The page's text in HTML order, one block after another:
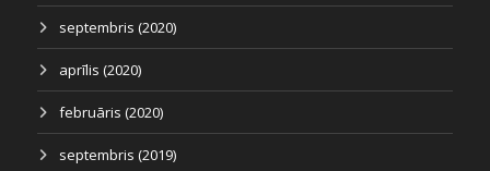
septembris (2020)
aprīlis (2020)
februāris (2020)
septembris (2019)